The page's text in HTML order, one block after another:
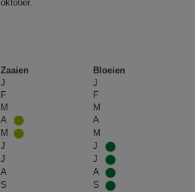
oktober.
Zaaien
Bloeien
J
J
F
F
M
M
A
A
M
M
J
J
J
J
A
A
S
S